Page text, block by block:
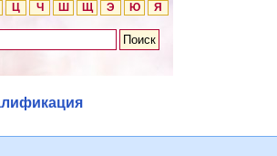
Ц Ч Ш Щ Э Ю Я